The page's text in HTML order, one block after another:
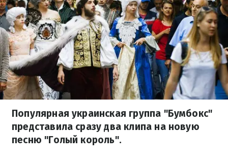
Популярная украинская группа "Бумбокс"
представила сразу два клипа на новую
песню "Голый король".